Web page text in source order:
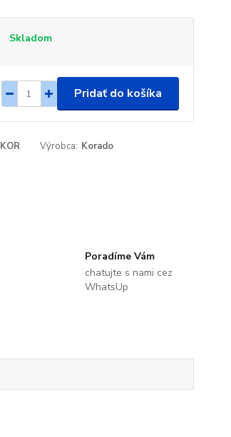
Skladom
Pridať do košíka
Výrobca: Korado
Poradíme Vám
chatujte s nami cez
WhatsUp